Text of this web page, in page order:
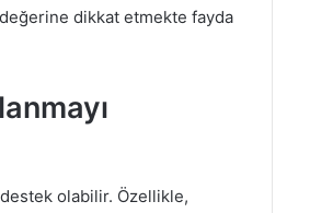
değerine dikkat etmekte fayda
olabilir. Özellikle,